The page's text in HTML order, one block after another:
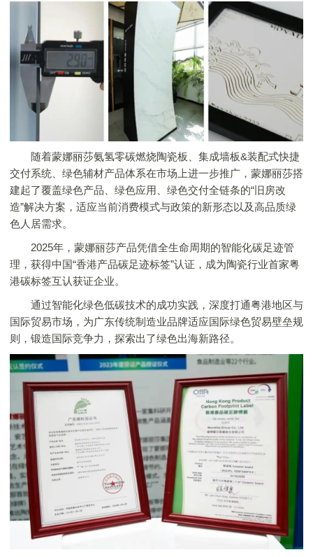
随着蒙娜丽莎氨氢零碳燃烧陶瓷板、集成墙板&装配式快捷
交付系统、绿色辅材产品体系在市场上进一步推广， 蒙娜丽莎搭
建起了覆盖绿色产品、绿色应用、绿色交付全链条的“旧房改
造”解决方案，适应当前消费模式与政策的新形态以及高品质绿
色人居需求。
2025年， 蒙娜丽莎产品凭借全生命周期的智能化碳足迹管
理，获得中国“香港产品碳足迹标签”认证，成为陶瓷行业首家粤
港碳标签互认获证企业。
通过智能化绿色低碳技术的成功实践，深度打通粤港地区与
国际贸易市场，为广东传统制造业品牌适应国际绿色贸易壁垒规
则，锻造国际竞争力，探索出了绿色出海新路径。